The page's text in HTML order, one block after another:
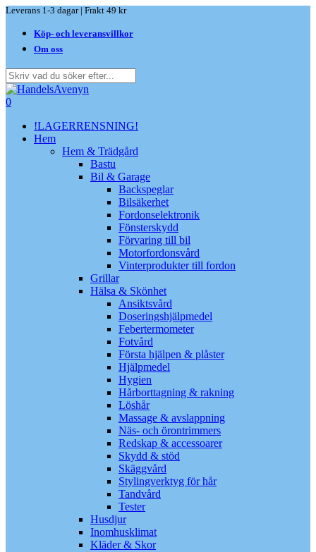
Skip
main
content
Leverans 1-3 dagar | Frakt 49 kr
Köp- och leveransvillkor
Om oss
Close
Search
search
0
!LAGERRENSNING!
Hem
Hem & Trädgård
Bastu
Bil & Garage
Backspeglar
Bilsäkerhet
Fordonselektronik
Fönsterskydd
Förvaring till bil
Motorfordonsvård
Vinterprodukter till fordon
Grillar
Hälsa & Skönhet
Ansiktsvård
Doseringshjälpmedel
Febertermometer
Fotvård
Första hjälpen & plåster
Hjälpmedel
Hygien
Hårborttagning & rakning
Löshår
Massage & avslappning
Näs- och örontrimmers
Redskap & accessoarer
Skydd & stöd
Skäggvård
Stylingverktyg för hår
Tandvård
Tester
Husdjur
Inomhusklimat
Kläder & Skor